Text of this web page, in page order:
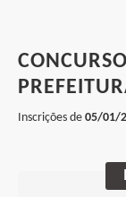
Esqueci a minha
INÍCIO
FALE CONOSCO
Inscrições de 05/01/